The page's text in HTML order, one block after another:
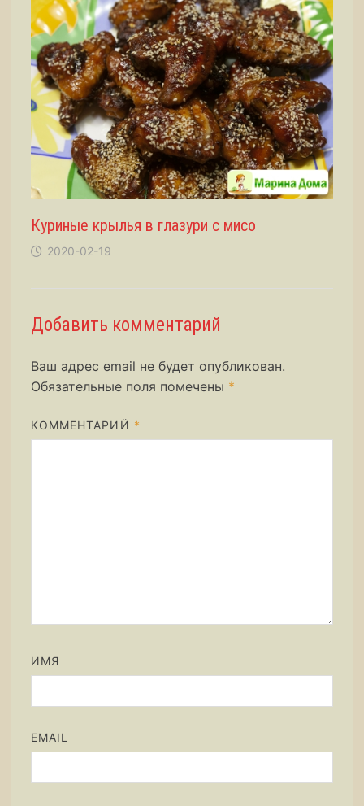
Куриные крылья в глазури с мисо
2020-02-19
Добавить комментарий
Ваш адрес email не будет опубликован.
Обязательные поля помечены *
КОММЕНТАРИЙ *
ИМЯ
EMAIL